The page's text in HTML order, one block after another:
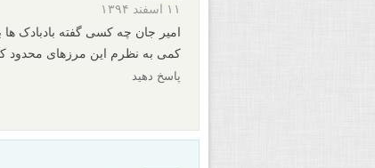
۱۱ اسفند ۱۳۹۴
امیر جان چه کسی گفته بادبادک
کمی به نظرم این مرزهای محدود
پاسخ دهید